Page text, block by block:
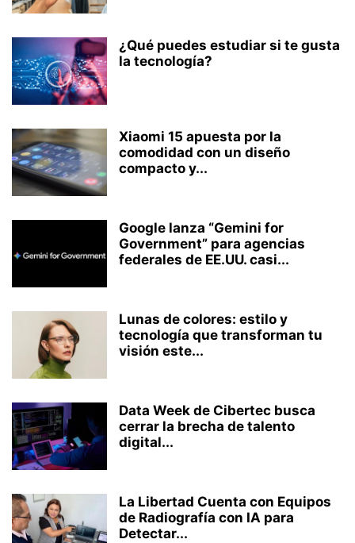
¿Qué puedes estudiar si te gusta
la tecnología?
Xiaomi 15 apuesta por la
comodidad con un diseño
compacto y...
Google lanza “Gemini for
Government” para agencias
federales de EE.UU. casi...
Lunas de colores: estilo y
tecnología que transforman tu
visión este...
Data Week de Cibertec busca
cerrar la brecha de talento
digital...
La Libertad Cuenta con Equipos
de Radiografía con IA para
Detectar...